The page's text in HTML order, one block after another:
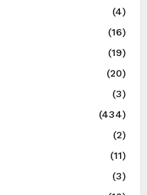
(4)
(16)
(19)
(20)
(3)
(434)
(2)
(11)
(3)